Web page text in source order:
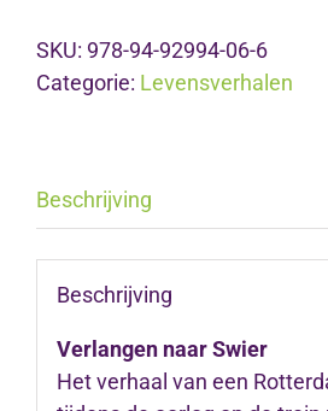
SKU: 978-94-92994-06-6
Categorie: Levensverhalen
Beschrijving
Beschrijving
Verlangen naar Swier
Het verhaal van een